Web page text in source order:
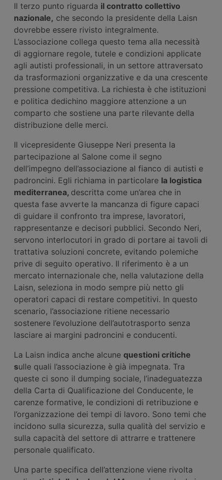
Il terzo punto riguarda il contratto collettivo
nazionale, che secondo la presidente della Laisn
dovrebbe essere rivisto integralmente.
L’associazione collega questo tema alla necessità
di aggiornare regole, tutele e condizioni applicate
agli autisti professionali, in un settore attraversato
da trasformazioni organizzative e da una crescente
pressione competitiva. La richiesta è che istituzioni
e politica dedichino maggiore attenzione a un
comparto che sostiene una parte rilevante della
distribuzione delle merci.
Il vicepresidente Giuseppe Neri presenta la
partecipazione al Salone come il segno
dell’impegno dell’associazione al fianco di autisti e
padroncini. Egli richiama in particolare la logistica
mediterranea, descritta come un’area che in
questa fase avverte la mancanza di figure capaci
di guidare il confronto tra imprese, lavoratori,
rappresentanze e decisori pubblici. Secondo Neri,
servono interlocutori in grado di portare ai tavoli di
trattativa soluzioni concrete, evitando polemiche
prive di seguito operativo. Il riferimento è a un
mercato internazionale che, nella valutazione della
Laisn, seleziona in modo sempre più netto gli
operatori capaci di restare competitivi. In questo
scenario, l’associazione ritiene necessario
sostenere l’evoluzione dell’autotrasporto senza
lasciare ai margini padroncini e conducenti.
La Laisn indica anche alcune questioni critiche
sulle quali l’associazione è già impegnata. Tra
queste ci sono il dumping sociale, l’inadeguatezza
della Carta di Qualificazione del Conducente, le
carenze formative, le condizioni di retribuzione e
l’organizzazione dei tempi di lavoro. Sono temi che
incidono sulla sicurezza, sulla qualità del servizio e
sulla capacità del settore di attrarre e trattenere
personale qualificato.
Una parte specifica dell’attenzione viene rivolta